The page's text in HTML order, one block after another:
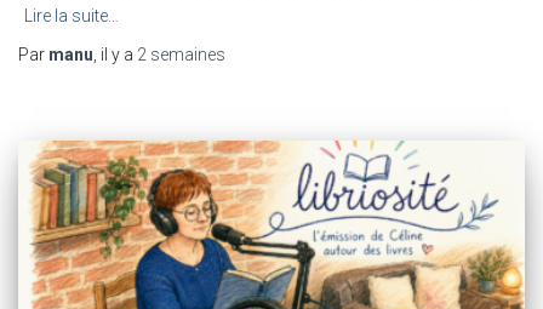
Lire la suite…
Par manu , il y a 2 semaines